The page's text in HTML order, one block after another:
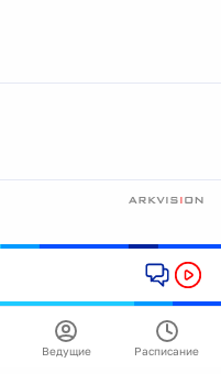
Ведущие Расписание